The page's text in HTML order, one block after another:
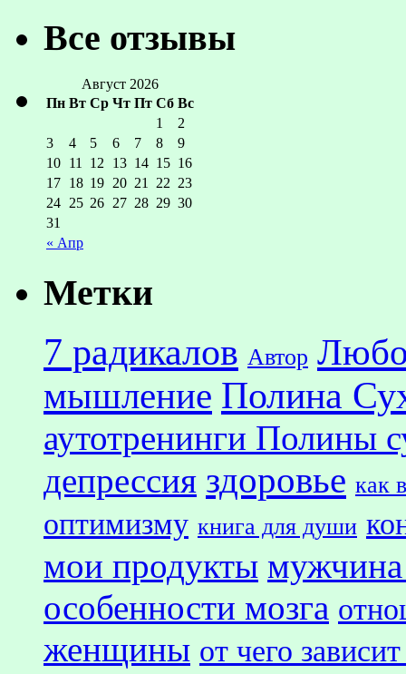
Все отзывы
Август 2026
Пн Вт Ср Чт Пт Сб Вс
« Апр
1
2
3
4 5 6 7 8
9
10 11 12 13 14 15 16
17 18 19 20 21 22 23
24 25 26 27 28 29 30
31
Метки
7 радикалов Автор
мышление Полина
аутотренинги Полины
депрессия здоровье как
оптимизму книга для души
мои продукты
особенности мозга
женщины от чего